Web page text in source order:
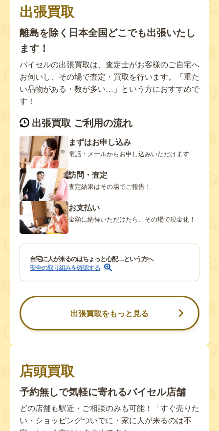
出張買取
離島を除く日本全国どこでも出張いたし
ます！
バイセルの出張買取は、査定士がお客様のご自宅へ
お伺いし、その場で査定・買取を行います。「重た
い品物がある・数が多い…」という方におすすめで
す！
出張買取 ご利用の流れ
まずはお申し込み
電話・メールからお申し込みいただけます
訪問・査定
査定結果はその場でご報告！
お支払い
金額に納得いただけたら、その場で現金化！
自宅に人が来るのはちょっと心配…という方へ
安全の取り組みを確認する
出張買取をもっと見る
店頭買取
予約無しで気軽に寄れるバイセル店舗
どの店舗も駅近・ご相談のみも可能！「すぐ売りた
い・ショッピングついでに・家に人が来るのは不